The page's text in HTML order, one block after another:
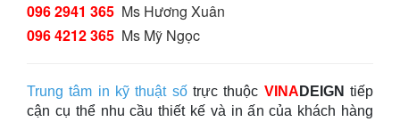
096 2941 365 Ms Hương Xuân
096 4212 365 Ms Mỹ Ngọc
Trung tâm in kỹ thuật sốtrực thuộc VINA DEIGN tiếp
cận cụ thể nhu cầu thiết kế và in ấn của khách hàng